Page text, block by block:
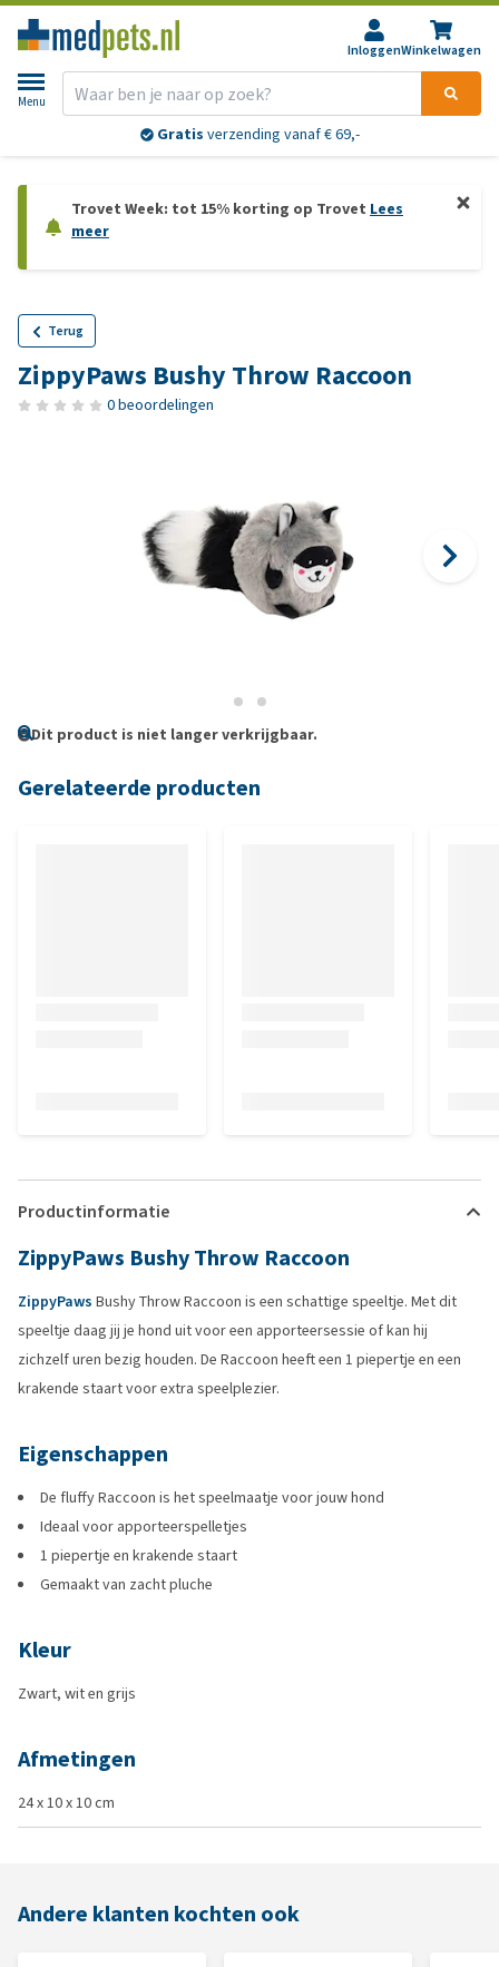
InloggenWinkelwagen
Menu
Gratis verzending vanaf € 69,-
Trovet Week: tot 15% korting op Trovet Lees
meer
Terug
ZippyPaws Bushy Throw Raccoon
0 beoordelingen
Dit product is niet langer verkrijgbaar.
Gerelateerde producten
Productinformatie
ZippyPaws Bushy Throw Raccoon
ZippyPaws Bushy Throw Raccoon is een schattige speeltje. Met dit
speeltje daag jij je hond uit voor een apporteersessie of kan hij
zichzelf uren bezig houden. De Raccoon heeft een 1 piepertje en een
krakende staart voor extra speelplezier.
Eigenschappen
De fluffy Raccoon is het speelmaatje voor jouw hond
Ideaal voor apporteerspelletjes
1 piepertje en krakende staart
Gemaakt van zacht pluche
Kleur
Zwart, wit en grijs
Afmetingen
24 x 10 x 10 cm
Andere klanten kochten ook